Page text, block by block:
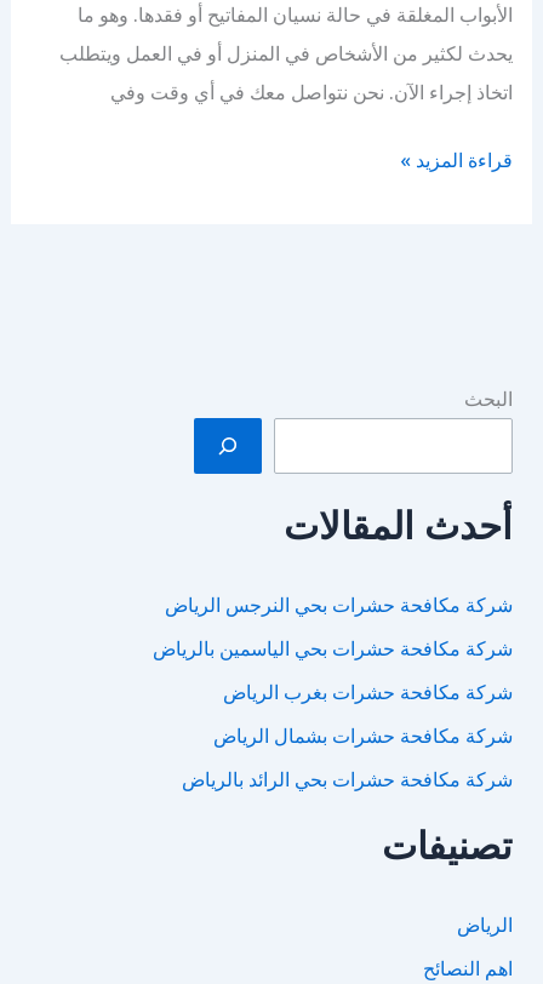
الأبواب المغلقة في حالة نسيان المفاتيح أو فقدها. وهو ما
يحدث لكثير من الأشخاص في المنزل أو في العمل ويتطلب
اتخاذ إجراء الآن. نحن نتواصل معك في أي وقت وفي
فتح
قراءة المزيد »
البحث
أحدث المقالات
شركة مكافحة حشرات بحي النرجس الرياض
شركة مكافحة حشرات بحي الياسمين بالرياض
شركة مكافحة حشرات بغرب الرياض
شركة مكافحة حشرات بشمال الرياض
شركة مكافحة حشرات بحي الرائد بالرياض
تصنيفات
الرياض
اهم النصائح